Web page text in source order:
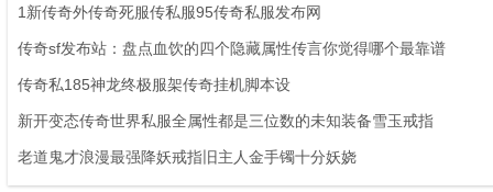
1新传奇外传奇死服传私服95传奇私服发布网
传奇sf发布站：盘点血饮的四个隐藏属性传言你觉得哪个最靠谱
传奇私185神龙终极服架传奇挂机脚本设
新开变态传奇世界私服全属性都是三位数的未知装备雪玉戒指
老道鬼才浪漫最强降妖戒指旧主人金手镯十分妖娆